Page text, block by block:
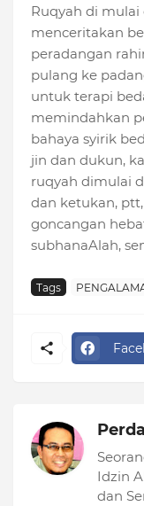
Ruqyah di
menceritakan
peradangan
pulang ke
untuk terapi
memindahkan
bahaya syirik
jin dan dukun,
ruqyah dimulai
dan ketukan,
goncangan
subhanaAlah,
Tags
Idzin
dan